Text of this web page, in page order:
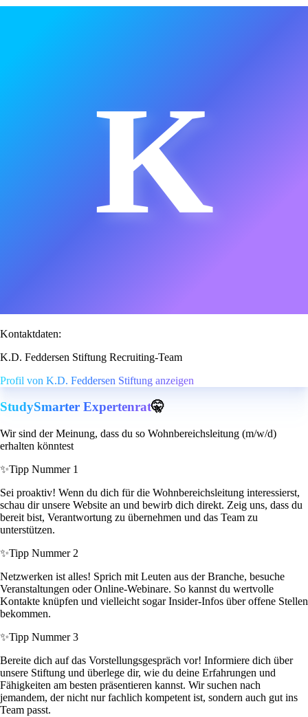
K
Kontaktdaten:
K.D. Feddersen Stiftung Recruiting-Team
Profil von K.D. Feddersen Stiftung anzeigen
StudySmarter Expertenrat🤫
Wir sind der Meinung, dass du so Wohnbereichsleitung (m/w/d)
erhalten könntest
✨Tipp Nummer 1
Sei proaktiv! Wenn du dich für die Wohnbereichsleitung interessierst,
schau dir unsere Website an und bewirb dich direkt. Zeig uns, dass du
bereit bist, Verantwortung zu übernehmen und das Team zu
unterstützen.
✨Tipp Nummer 2
Netzwerken ist alles! Sprich mit Leuten aus der Branche, besuche
Veranstaltungen oder Online-Webinare. So kannst du wertvolle
Kontakte knüpfen und vielleicht sogar Insider-Infos über offene Stellen
bekommen.
✨Tipp Nummer 3
Bereite dich auf das Vorstellungsgespräch vor! Informiere dich über
unsere Stiftung und überlege dir, wie du deine Erfahrungen und
Fähigkeiten am besten präsentieren kannst. Wir suchen nach
jemandem, der nicht nur fachlich kompetent ist, sondern auch gut ins
Team passt.